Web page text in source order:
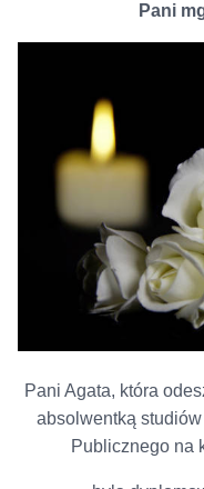
Pani
Pani Agata, która
absolwentką
Publicznego na